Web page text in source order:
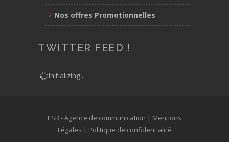
Nos offres Promotionnelles
TWITTER FEED !
Initializing...
ESR - Agence de communication | Mentions
Légales | Politique de confidentialité